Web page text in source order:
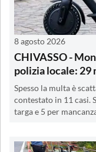
8 agosto 2026
CHIVASSO -
polizia locale: 29
Spesso la multa è
contestato in 11 casi.
targa e 5 per